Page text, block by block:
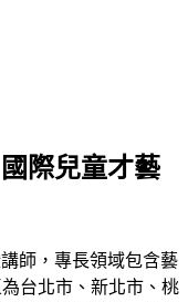
際兒童才藝
師，專長領域包含藝
台北市、新北市、桃